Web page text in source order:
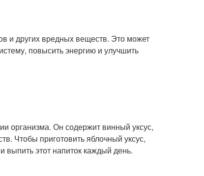
и других вредных веществ. Это может
повысить энергию и улучшить
организма. Он содержит винный уксус,
Чтобы приготовить яблочный уксус,
выпить этот напиток каждый день.